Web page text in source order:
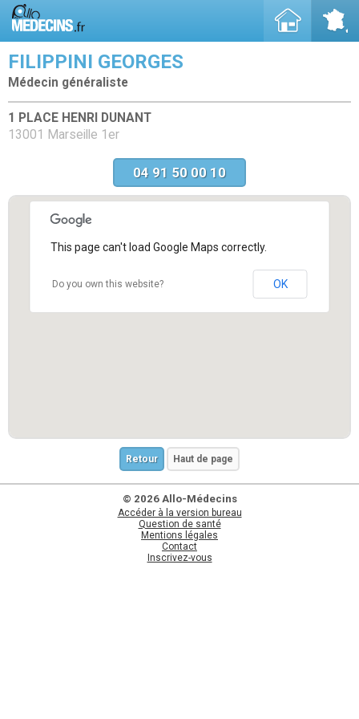
FILIPPINI GEORGES
Médecin généraliste
1 PLACE HENRI DUNANT
13001 Marseille 1er
04 91 50 00 10
This page can't load Google Maps correctly.
Do you own this website? OK
Retour Haut de page
© 2026 Allo-Médecins
Accéder à la version bureau
Question de santé
Mentions légales
Contact
Inscrivez-vous